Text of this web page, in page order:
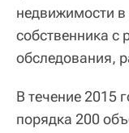
недвижимости в
собственника с
обследования,
В течение 2015
порядка 200